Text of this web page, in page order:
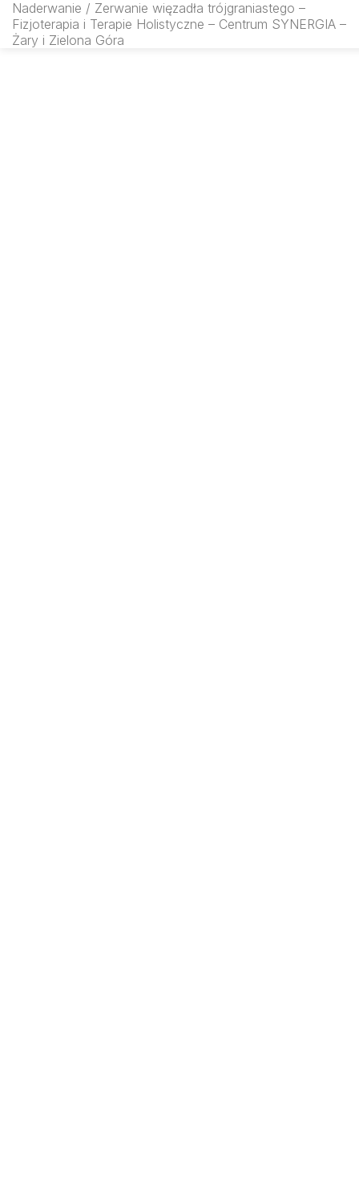
rfmsynergia.pl
Naderwanie / Zerwanie więzadła trójgraniastego –
Fizjoterapia i Terapie Holistyczne – Centrum SYNERGIA –
Żary i Zielona Góra